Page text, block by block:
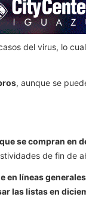
del virus, lo
, aunque se
se compran en
de fin de
en líneas
las listas en